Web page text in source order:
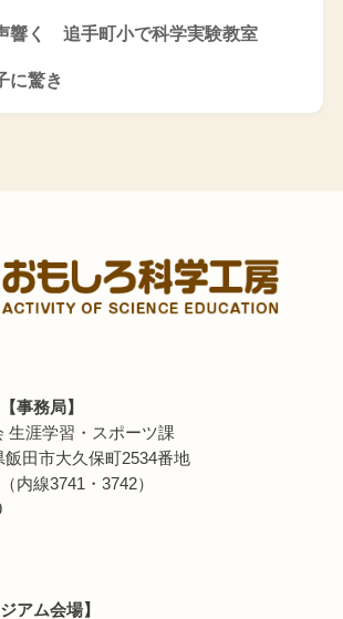
響く 追手町小で科学実験教室
に驚き
事務局】
生涯学習・スポーツ課
飯田市大久保町2534番地
内線3741・3742）
アム会場】